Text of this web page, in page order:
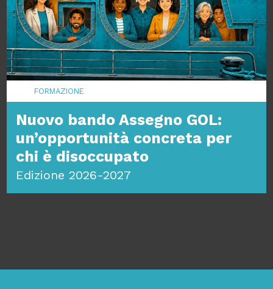
FORMAZIONE
Nuovo bando Assegno GOL:
un’opportunità concreta per
chi è disoccupato
Edizione 2026-2027